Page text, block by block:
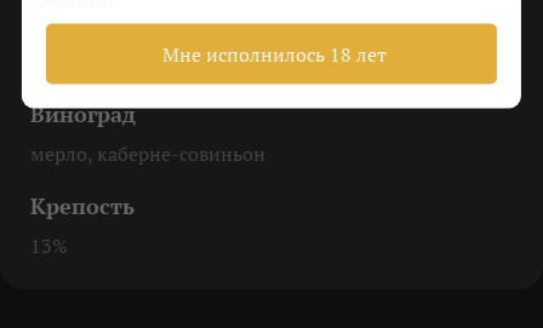
Пить
Когда мучают жажда и апатия
Виноград
мерло, каберне-совиньон
Крепость
13%
Мне исполнилось 18 лет